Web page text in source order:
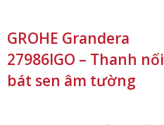
GROHE Grandera
27986IGO – Thanh nối
bát sen âm tường